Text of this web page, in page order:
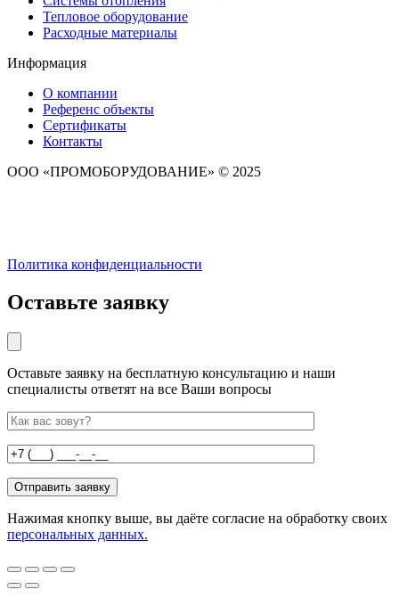
Тепловое оборудование
Расходные материалы
Информация
О компании
Референс объекты
Сертификаты
Контакты
ООО «ПРОМОБОРУДОВАНИЕ» © 2025
Политика конфиденциальности
Оставьте заявку
Оставьте заявку на бесплатную консультацию и наши
специалисты ответят на все Ваши вопросы
Нажимая кнопку выше, вы даёте согласие на обработку своих
персональных данных.